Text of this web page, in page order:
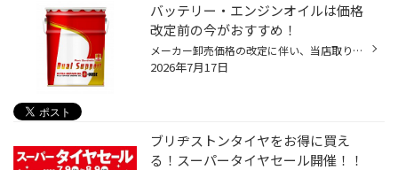
バッテリー・エンジンオイルは価格
改定前の今がおすすめ！
メーカー卸売価格の改定に伴い、当店取り扱いの一部のバッテリー・エンジンオイルの価格改定を 8/1より随時実施させていただきます。 現状の価格改定前の価格での対応については、各製品の値上がり前日までの作業実施が対象となっております。 夏休みでお出かけ予定の方やそろそろ交換時期を迎えて...
2026年7月17日
ブリヂストンタイヤをお得に買え
る！スーパータイヤセール開催！！